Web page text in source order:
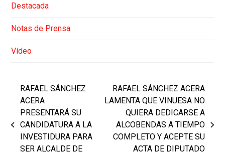
Destacada
Notas de Prensa
Vídeo
previous
post:
RAFAEL SÁNCHEZ
ACERA
PRESENTARÁ SU
CANDIDATURA A LA
INVESTIDURA PARA
SER ALCALDE DE
next
post:
RAFAEL SÁNCHEZ ACERA
LAMENTA QUE VINUESA NO
QUIERA DEDICARSE A
ALCOBENDAS A TIEMPO
COMPLETO Y ACEPTE SU
ACTA DE DIPUTADO